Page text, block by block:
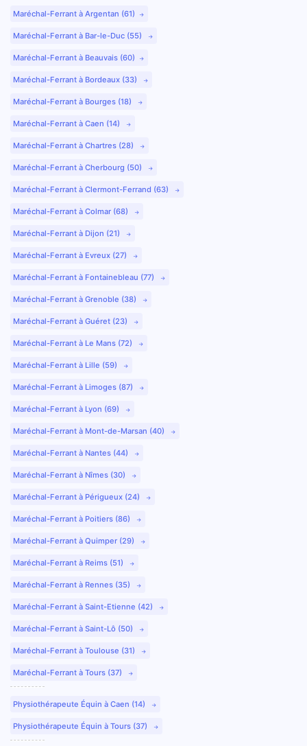
Maréchal-Ferrant à Argentan (61)
Maréchal-Ferrant à Bar-le-Duc (55)
Maréchal-Ferrant à Beauvais (60)
Maréchal-Ferrant à Bordeaux (33)
Maréchal-Ferrant à Bourges (18)
Maréchal-Ferrant à Caen (14)
Maréchal-Ferrant à Chartres (28)
Maréchal-Ferrant à Cherbourg (50)
Maréchal-Ferrant à Clermont-Ferrand (63)
Maréchal-Ferrant à Colmar (68)
Maréchal-Ferrant à Dijon (21)
Maréchal-Ferrant à Evreux (27)
Maréchal-Ferrant à Fontainebleau (77)
Maréchal-Ferrant à Grenoble (38)
Maréchal-Ferrant à Guéret (23)
Maréchal-Ferrant à Le Mans (72)
Maréchal-Ferrant à Lille (59)
Maréchal-Ferrant à Limoges (87)
Maréchal-Ferrant à Lyon (69)
Maréchal-Ferrant à Mont-de-Marsan (40)
Maréchal-Ferrant à Nantes (44)
Maréchal-Ferrant à Nîmes (30)
Maréchal-Ferrant à Périgueux (24)
Maréchal-Ferrant à Poitiers (86)
Maréchal-Ferrant à Quimper (29)
Maréchal-Ferrant à Reims (51)
Maréchal-Ferrant à Rennes (35)
Maréchal-Ferrant à Saint-Etienne (42)
Maréchal-Ferrant à Saint-Lô (50)
Maréchal-Ferrant à Toulouse (31)
Maréchal-Ferrant à Tours (37)
Physiothérapeute Équin à Caen (14)
Physiothérapeute Équin à Tours (37)